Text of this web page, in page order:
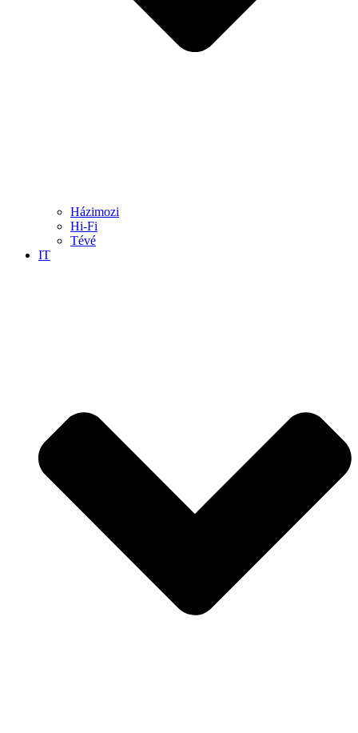
Házimozi
Hi-Fi
Tévé
IT